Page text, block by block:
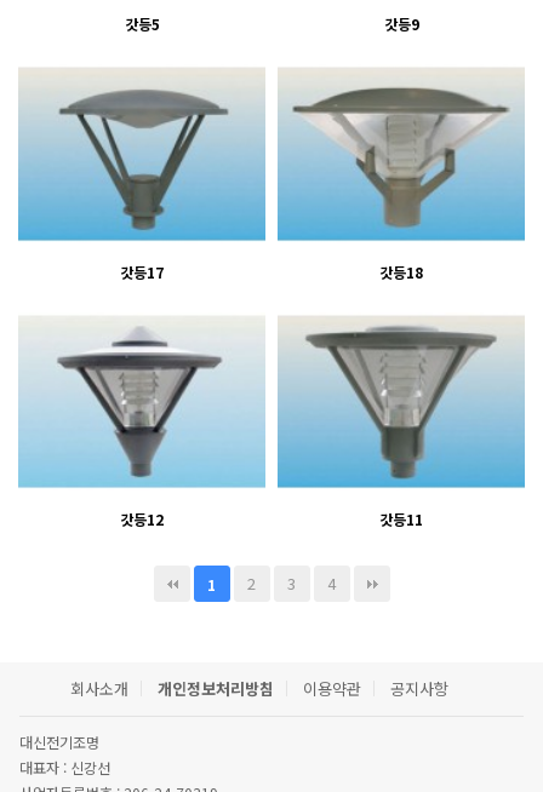
갓등5 갓등9
갓등17 갓등18
갓등12 갓등11
1 2 3 4
회사소개 개인정보처리방침 이용약관 공지사항
대신전기조명
대표자 : 신강선